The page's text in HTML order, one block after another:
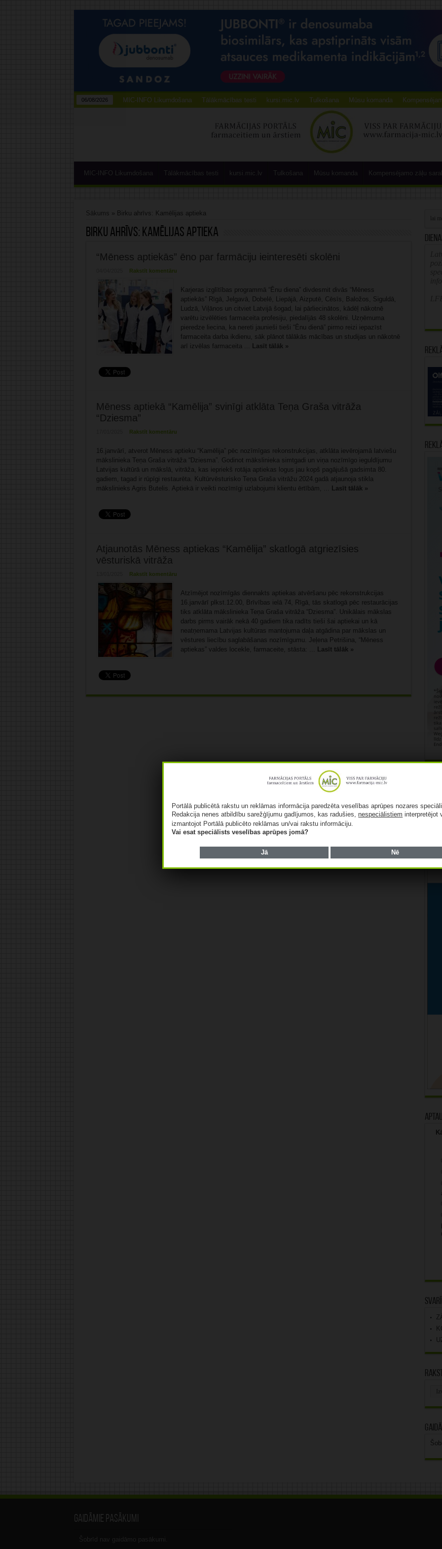
06/08/2026 MIC-INFO Likumdošana Tālākmācības testi kursi.mic.lv Tulkošana Mūsu komanda
MIC-INFO Likumdošana Tālākmācības testi kursi.mic.lv Tulkošana Mūsu komanda Kompensējamo zāļu
Sākums » Birku ahrīvs: Kamēlijas aptieka
Birku ahrīvs: Kamēlijas aptieka
“Mēness aptiekās” ēno par farmāciju ieinteresēti skolēni
Rakstīt komentāru
Karjeras izglītības programmā “Ēnu diena” divdesmit divās “Mēness
aptiekās” Rīgā, Jelgavā, Dobelē, Liepājā, Aizputē, Cēsīs, Baložos, Siguldā,
Ludzā, Viļānos un citviet Latvijā šogad, lai pārliecinātos, kādēļ nākotnē
varētu izvēlēties farmaceita profesiju, piedalījās 48 skolēni. Uzņēmuma
pieredze liecina, ka nereti jaunieši tieši “Ēnu dienā” pirmo reizi iepazīst
farmaceita darba ikdienu, sāk plānot tālākās mācības un studijas un nākotnē
arī izvēlas farmaceita ... Lasīt tālāk »
Mēness aptiekā “Kamēlija” svinīgi atklāta Teņa Graša vitrāža
“Dziesma”
Rakstīt komentāru
16.janvārī, atverot Mēness aptieku “Kamēlija” pēc nozīmīgas rekonstrukcijas, atklāta ievērojamā latviešu
mākslinieka Teņa Graša vitrāža “Dziesma”. Godinot mākslinieka simtgadi un viņa nozīmīgo ieguldījumu
Latvijas kultūrā un mākslā, vitrāža, kas iepriekš rotāja aptiekas logus jau kopš pagājušā gadsimta 80.
gadiem, tagad ir rūpīgi restaurēta. Kultūrvēsturisko Teņa Graša vitrāžu 2024.gadā atjaunoja stikla
mākslinieks Agris Butelis. Aptiekā ir veikti nozīmīgi uzlabojumi klientu ērtībām, ... Lasīt tālāk »
Atjaunotās Mēness aptiekas “Kamēlija” skatlogā atgriezīsies
vēsturiskā vitrāža
Rakstīt komentāru
Atzīmējot nozīmīgās diennakts aptiekas atvēršanu pēc rekonstrukcijas
16.janvārī plkst.12.00, Brīvības ielā 74, Rīgā, tās skatlogā pēc restaurācijas
tiks atklāta mākslinieka Teņa Graša vitrāža “Dziesma”. Unikālais mākslas
darbs pirms vairāk nekā 40 gadiem tika radīts tieši šai aptiekai un kā
neatņemama Latvijas kultūras mantojuma daļa atgādina par mākslas un
vēstures liecību saglabāšanas nozīmīgumu. Jeļena Petrišina, “Mēness
aptiekas” valdes locekle, farmaceite, stāsta: ... Lasīt tālāk »
Gaidāmie pasākumi
Šobrīd nav gaidāmo pasākumi.
Portālā publicētā rakstu un reklāmas informācija paredzēta veselības aprūpes nozares
Redakcija nenes atbildību sarežģījumu gadījumos, kas radušies,nespeciālistiem interpretējot
izmantojot Portālā publicēto reklāmas un/vai rakstu informāciju.
Vai esat speciālists veselības aprūpes jomā?
Jā Nē